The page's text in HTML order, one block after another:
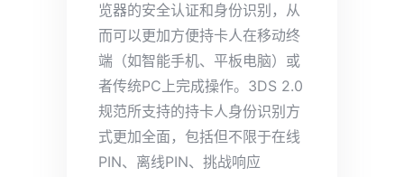
览器的安全认证和身份识别，从
而可以更加方便持卡人在移动终
端（如智能手机、平板电脑）或
者传统PC上完成操作。3DS 2.0
规范所支持的持卡人身份识别方
式更加全面，包括但不限于在线
PIN、离线PIN、挑战响应